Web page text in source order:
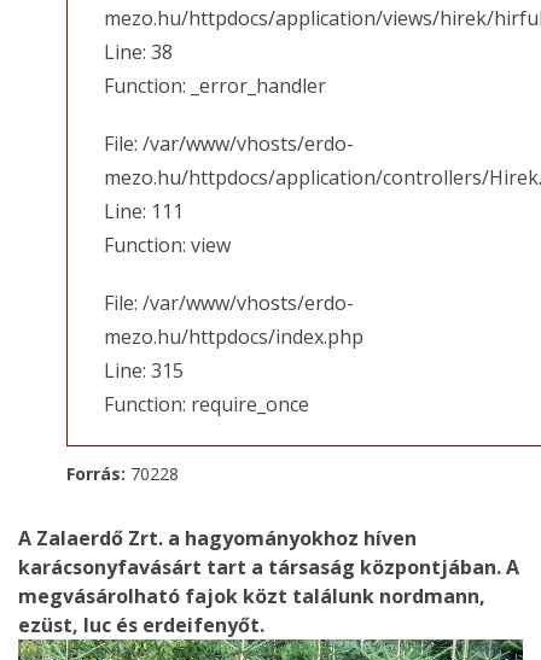
mezo.hu/httpdocs/application/views/hirek/
Line: 38
Function: _error_handler
File: /var/www/vhosts/erdo-
mezo.hu/httpdocs/application/controllers/
Line: 111
Function: view
File: /var/www/vhosts/erdo-
mezo.hu/httpdocs/index.php
Line: 315
Function: require_once
Forrás: 70228
A Zalaerdő Zrt. a hagyományokhoz híven
karácsonyfavásárt tart a társaság központjában. A
megvásárolható fajok közt találunk nordmann,
ezüst, luc és erdeifenyőt.